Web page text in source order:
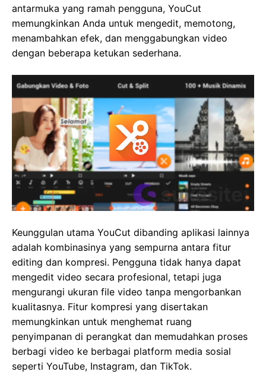
antarmuka yang ramah pengguna, YouCut
memungkinkan Anda untuk mengedit, memotong,
menambahkan efek, dan menggabungkan video
dengan beberapa ketukan sederhana.
Keunggulan utama YouCut dibanding aplikasi lainnya
adalah kombinasinya yang sempurna antara fitur
editing dan kompresi. Pengguna tidak hanya dapat
mengedit video secara profesional, tetapi juga
mengurangi ukuran file video tanpa mengorbankan
kualitasnya. Fitur kompresi yang disertakan
memungkinkan untuk menghemat ruang
penyimpanan di perangkat dan memudahkan proses
berbagi video ke berbagai platform media sosial
seperti YouTube, Instagram, dan TikTok.